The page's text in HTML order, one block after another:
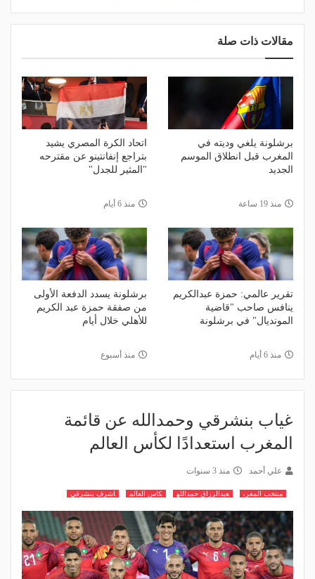
مقالات ذات صلة
برشلونة يلغي وديته في
المغرب قبل انطلاق الموسم
الجديد
منذ 19 ساعة
اتحاد الكرة المصري يشيد
بتراجع إنفانتينو عن مقترحه
"المثير للجدل"
منذ 6 أيام
تقرير عالمي: حمزة عبدالكريم
ينافس صاحب "قاضية
المونديال" في برشلونة
منذ 6 أيام
برشلونة يسدد الدفعة الأولى
من صفقة حمزة عبد الكريم
للأهلي خلال أيام
منذ أسبوع
غياب بنشرقي وحمدالله عن قائمة
المغرب استعدادًا لكأس العالم
علي أحمد منذ 3 سنوات
منتخب المغرب عبدالرزاق حمدالله كاس العالم اشرف بنشرقي